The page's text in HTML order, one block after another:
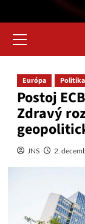
Menu
Európa
Postoj
Zdravý
JNS 2.